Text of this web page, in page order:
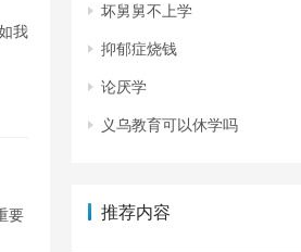
我
要
坏舅舅不上学
抑郁症烧钱
论厌学
义乌教育可以休学吗
推荐内容